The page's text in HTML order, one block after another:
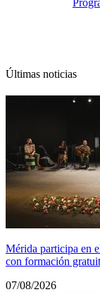
Últimas noticias
Mérida participa en
con formación
07/08/2026